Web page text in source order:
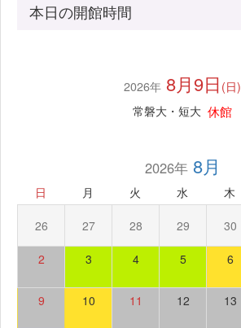
本日の開館時間
2026年 8月9日 (日)
常磐大・短大 休館
2026年8月
日 月 火 水 木
26 27 28 29 30
2 3 4 5 6
9 10 11 12 13